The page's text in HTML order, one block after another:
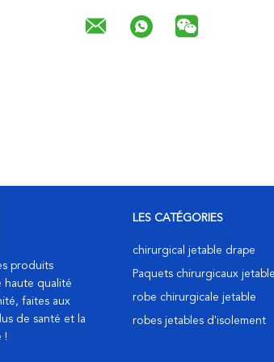
produits
haute qualité
faites aux
de santé et la
!
LES CATÉGORIES
chirurgical jetable drape
Paquets chirurgicaux
robe chirurgicale jetable
robes jetables d'isolement